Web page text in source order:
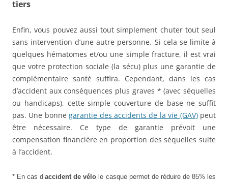
tiers
Enfin, vous pouvez aussi tout simplement chuter tout seul
sans intervention d’une autre personne. Si cela se limite à
quelques hématomes et/ou une simple fracture, il est vrai
que votre protection sociale (la sécu) plus une garantie de
complémentaire santé suffira. Cependant, dans les cas
d’accident aux conséquences plus graves * (avec séquelles
ou handicaps), cette simple couverture de base ne suffit
pas. Une bonnegarantie des accidents de la vie (GAV)peut
être nécessaire. Ce type de garantie prévoit une
compensation financière en proportion des séquelles suite
à l’accident.
* En cas d’accident de vélo le casque permet de réduire de 85% les